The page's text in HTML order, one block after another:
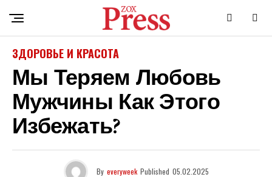
ЗДОРОВЬЕ И КРАСОТА
Мы Теряем Любовь
Мужчины Как Этого
Избежать?
By everyweek Published 05.02.2025